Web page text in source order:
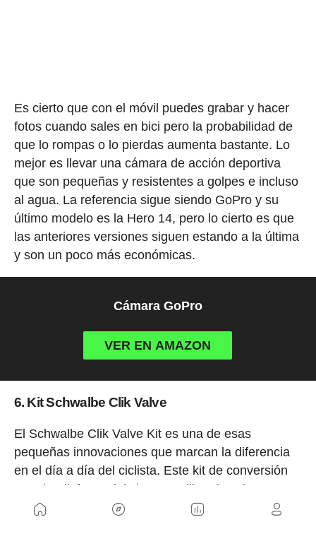
Es cierto que con el móvil puedes grabar y hacer
fotos cuando sales en bici pero la probabilidad de
que lo rompas o lo pierdas aumenta bastante. Lo
mejor es llevar una cámara de acción deportiva
que son pequeñas y resistentes a golpes e incluso
al agua. La referencia sigue siendo GoPro y su
último modelo es la Hero 14, pero lo cierto es que
las anteriores versiones siguen estando a la última
y son un poco más económicas.
Cámara GoPro
VER EN AMAZON
6. Kit Schwalbe Clik Valve
El Schwalbe Clik Valve Kit es una de esas
pequeñas innovaciones que marcan la diferencia
en el día a día del ciclista. Este kit de conversión
permite disfrutar del sistema Clik Valve sin
necesidad de cambiar ni las válvulas tubeless ni la